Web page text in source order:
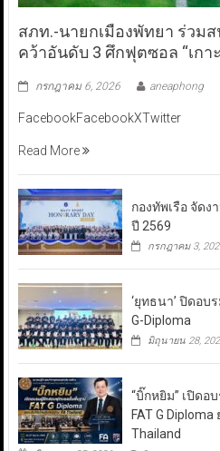
สภท.-นายกเมืองพัทยา ร่วม
คว้าอันดับ 3 ศึกฟุตซอล “เกา
กรกฎาคม 6, 2026 aneaphong
FacebookFacebookXTwitter
Read More
กองทัพเรือ จัด
ปี 2569
กรกฎาคม 3,
‘ยุทธนา’ ปิดอ
G-Diploma
มิถุนายน 28,
“บิ๊กหยิม” เปิด
FAT G
Thailand